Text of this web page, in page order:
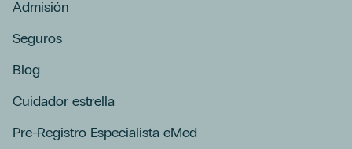
Admisión
Seguros
Blog
Cuidador estrella
Pre-Registro Especialista eMed